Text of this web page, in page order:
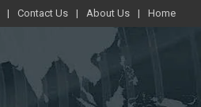
Contact Us About Us Home